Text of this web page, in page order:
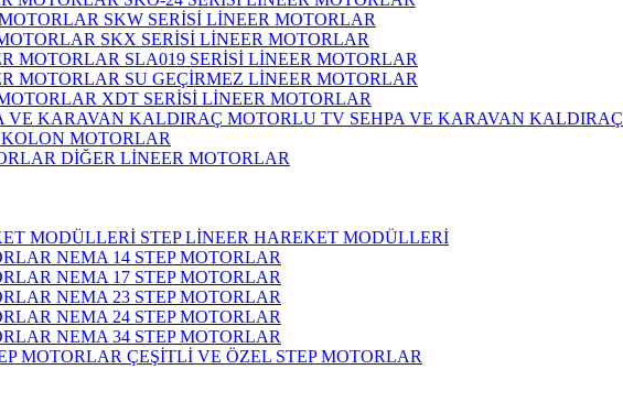
SKW SERİSİ LİNEER MOTORLAR
SKX SERİSİ LİNEER MOTORLAR
SLA019 SERİSİ LİNEER MOTORLAR
SU GEÇİRMEZ LİNEER MOTORLAR
XDT SERİSİ LİNEER MOTORLAR
MOTORLU TV SEHPA VE KARAVAN KALDIRAÇ
KOLON MOTORLAR
DİĞER LİNEER MOTORLAR
STEP LİNEER HAREKET MODÜLLERİ
NEMA 14 STEP MOTORLAR
NEMA 17 STEP MOTORLAR
NEMA 23 STEP MOTORLAR
NEMA 24 STEP MOTORLAR
NEMA 34 STEP MOTORLAR
ÇEŞİTLİ VE ÖZEL STEP MOTORLAR